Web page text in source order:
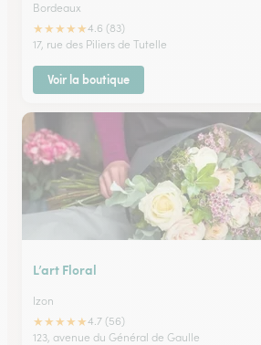
Bordeaux
★★★★★4.6 (83)
17, rue des Piliers de Tutelle
Voir la boutique
L’art Floral
Izon
★★★★★4.7 (56)
123, avenue du Général de Gaulle